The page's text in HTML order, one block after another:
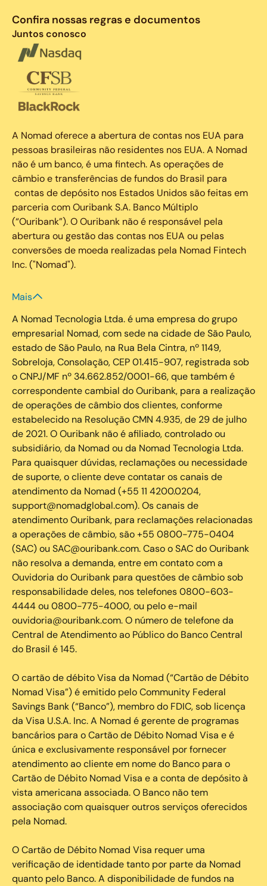
Confira nossas regras e documentos
Juntos conosco
A Nomad oferece a abertura de contas nos EUA para
pessoas brasileiras não residentes nos EUA. A Nomad
não é um banco, é uma fintech. As operações de
câmbio e transferências de fundos do Brasil para
contas de depósito nos Estados Unidos são feitas em
parceria com Ouribank S.A. Banco Múltiplo
(“Ouribank”). O Ouribank não é responsável pela
abertura ou gestão das contas nos EUA ou pelas
conversões de moeda realizadas pela Nomad Fintech
Inc. ("Nomad").
Mais
A Nomad Tecnologia Ltda. é uma empresa do grupo
empresarial Nomad, com sede na cidade de São Paulo,
estado de São Paulo, na Rua Bela Cintra, nº 1149,
Sobreloja, Consolação, CEP 01.415-907, registrada sob
o CNPJ/MF nº 34.662.852/0001-66, que também é
correspondente cambial do Ouribank, para a realização
de operações de câmbio dos clientes, conforme
estabelecido na Resolução CMN 4.935, de 29 de julho
de 2021. O Ouribank não é afiliado, controlado ou
subsidiário, da Nomad ou da Nomad Tecnologia Ltda.
Para quaisquer dúvidas, reclamações ou necessidade
de suporte, o cliente deve contatar os canais de
atendimento da Nomad (+55 11 4200.0204,
support@nomadglobal.com). Os canais de
atendimento Ouribank, para reclamações relacionadas
a operações de câmbio, são +55 0800-775-0404
(SAC) ou SAC@ouribank.com. Caso o SAC do Ouribank
não resolva a demanda, entre em contato com a
Ouvidoria do Ouribank para questões de câmbio sob
responsabilidade deles, nos telefones 0800-603-
4444 ou 0800-775-4000, ou pelo e-mail
ouvidoria@ouribank.com. O número de telefone da
Central de Atendimento ao Público do Banco Central
do Brasil é 145.
O cartão de débito Visa da Nomad (“Cartão de Débito
Nomad Visa”) é emitido pelo Community Federal
Savings Bank (“Banco”), membro do FDIC, sob licença
da Visa U.S.A. Inc. A Nomad é gerente de programas
bancários para o Cartão de Débito Nomad Visa e é
única e exclusivamente responsável por fornecer
atendimento ao cliente em nome do Banco para o
Cartão de Débito Nomad Visa e a conta de depósito à
vista americana associada. O Banco não tem
associação com quaisquer outros serviços oferecidos
pela Nomad.
O Cartão de Débito Nomad Visa requer uma
verificação de identidade tanto por parte da Nomad
quanto pelo Banco. A disponibilidade de fundos na